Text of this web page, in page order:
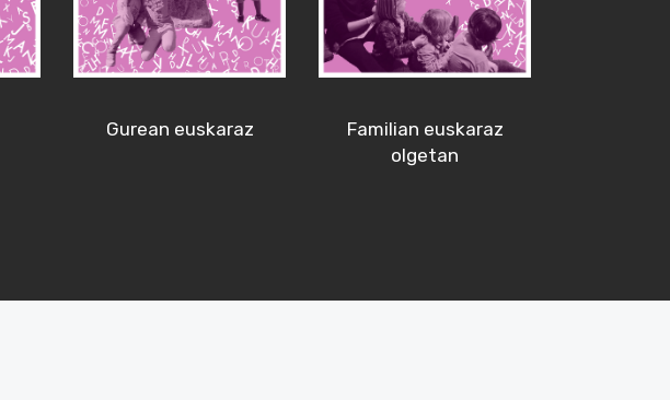
Gurean euskaraz
Familian euskaraz
olgetan